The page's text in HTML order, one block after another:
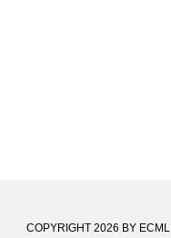
COPYRIGHT 2026 BY ECML